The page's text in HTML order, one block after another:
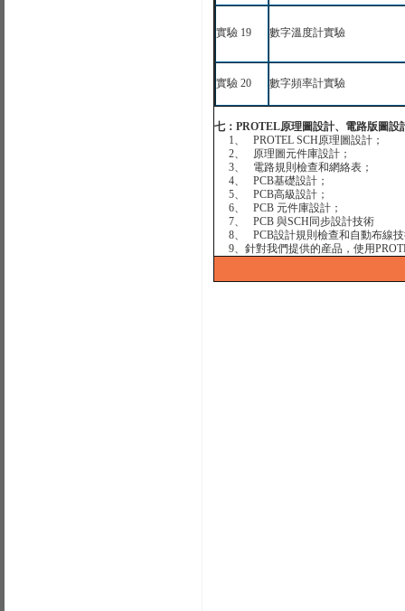
實驗19 數字溫度計實驗
實驗20 數字頻率計實驗
七： PROTEL原理圖設計、電路版圖設
1、 PROTEL SCH原理圖設計；
2、
原理圖元件庫設計；
3、
電路規則檢查和網絡表；
4、 PCB基礎設計；
5、 PCB高級設計；
6、 PCB 元件庫設計；
7、 PCB 與SCH 同步設計技術
8、 PCB設計規則檢查和自動布線
9、針對我們提供的産品，使用